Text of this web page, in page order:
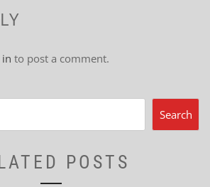
in to post a comment.
Search
POSTS